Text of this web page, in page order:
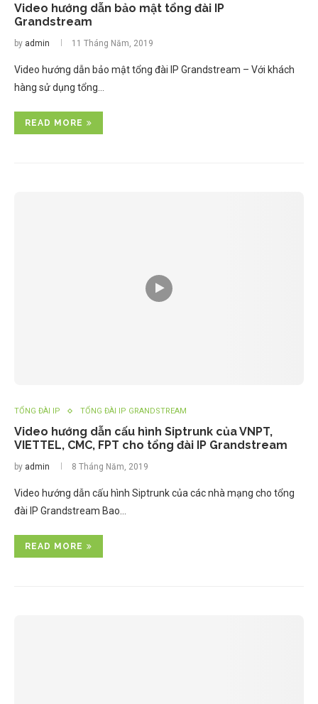
Video hướng dẫn bảo mật tổng đài IP
Grandstream
by admin 11 Tháng Năm, 2019
Video hướng dẫn bảo mật tổng đài IP Grandstream – Với khách
hàng sử dụng tổng…
READ MORE
TỔNG ĐÀI IP TỔNG ĐÀI IP GRANDSTREAM
Video hướng dẫn cấu hình Siptrunk của VNPT,
VIETTEL, CMC, FPT cho tổng đài IP Grandstream
by admin 8 Tháng Năm, 2019
Video hướng dẫn cấu hình Siptrunk của các nhà mạng cho tổng
đài IP Grandstream Bao…
READ MORE